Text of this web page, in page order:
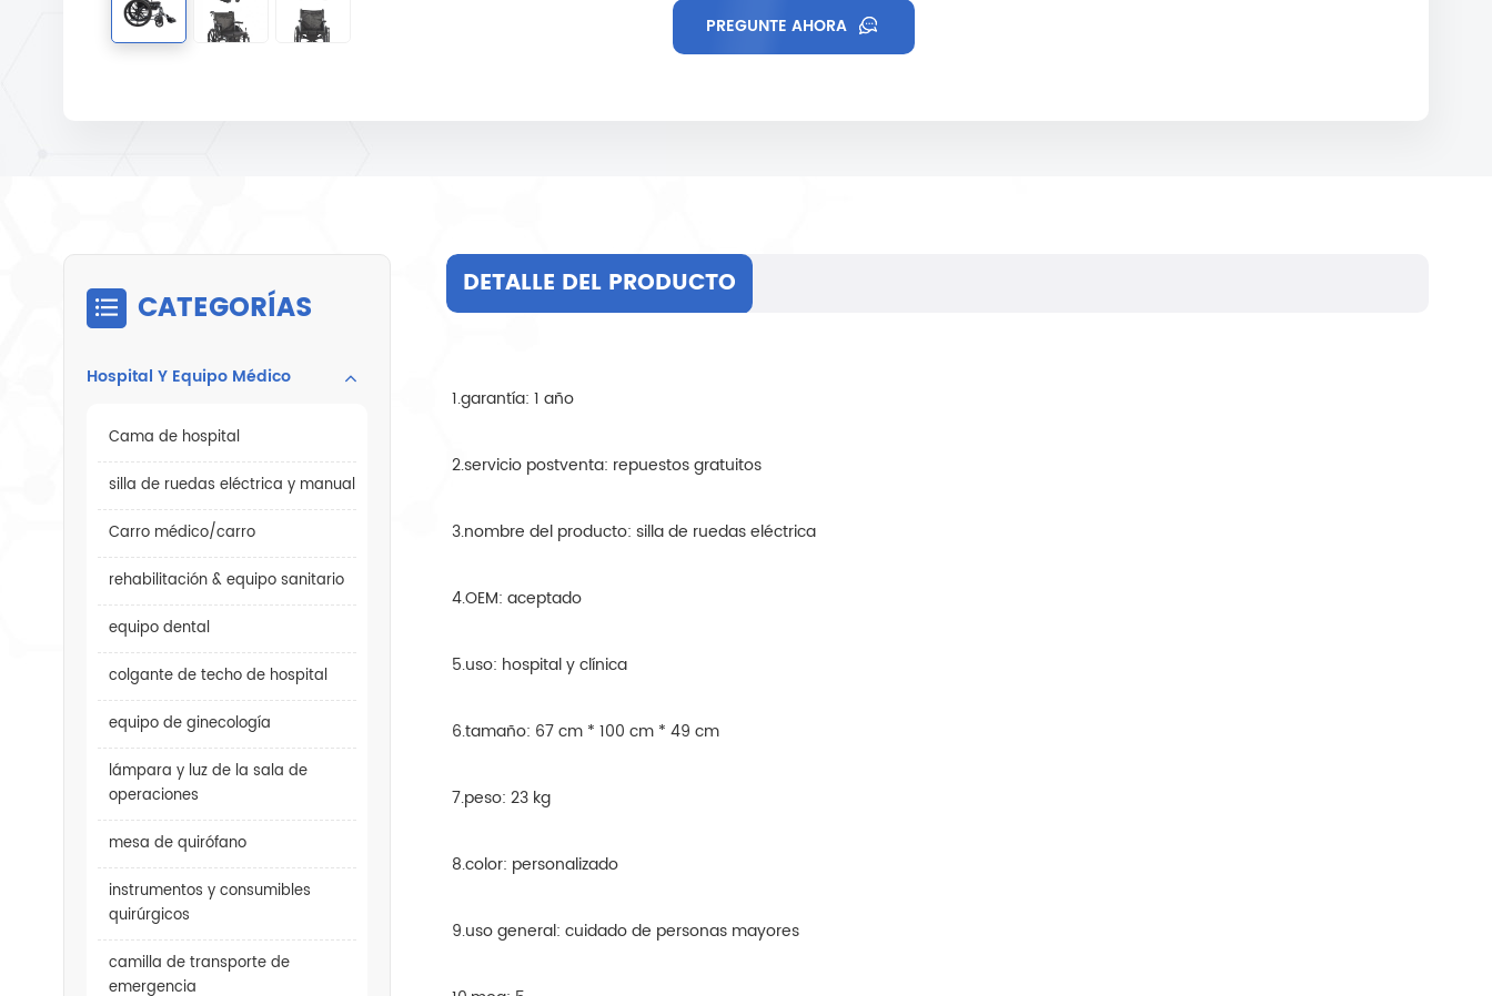
PREGUNTE AHORA
DETALLE DEL PRODUCTO
1.garantía: 1 año
2.servicio postventa: repuestos gratuitos
3.nombre del producto: silla de ruedas eléctrica
4.OEM: aceptado
5.uso: hospital y clínica
6.tamaño: 67 cm * 100 cm * 49 cm
7.peso: 23 kg
8.color: personalizado
9.uso general: cuidado de personas mayores
CATEGORÍAS
Hospital Y Equipo Médico
Cama de hospital
silla de ruedas eléctrica y manual
Carro médico/carro
rehabilitación & equipo sanitario
equipo dental
colgante de techo de hospital
equipo de ginecología
lámpara y luz de la sala de
operaciones
mesa de quirófano
instrumentos y consumibles
quirúrgicos
camilla de transporte de
emergencia